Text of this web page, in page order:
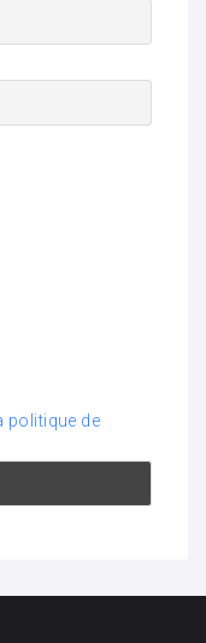
politique de